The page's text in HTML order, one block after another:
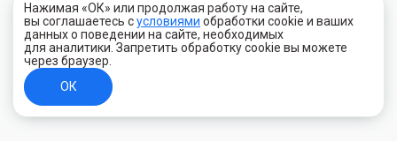
Нажимая «ОК» или продолжая работу на сайте,
вы соглашаетесь сусловиями обработки cookie и ваших
данных о поведении на сайте, необходимых
для аналитики. Запретить обработку cookie вы можете
через браузер.
ОК